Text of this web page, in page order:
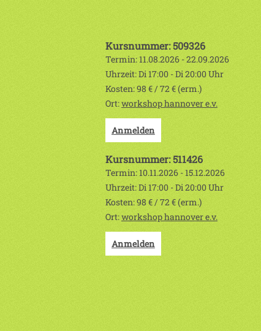
Kursnummer: 509326
Termin: 11.08.2026 - 22.09.2026
Uhrzeit: Di 17:00 - Di 20:00 Uhr
Kosten: 98 € / 72 € (erm.)
Ort:workshop hannover e.v.
Anmelden
Kursnummer: 511426
Termin: 10.11.2026 - 15.12.2026
Uhrzeit: Di 17:00 - Di 20:00 Uhr
Kosten: 98 € / 72 € (erm.)
Ort:workshop hannover e.v.
Anmelden